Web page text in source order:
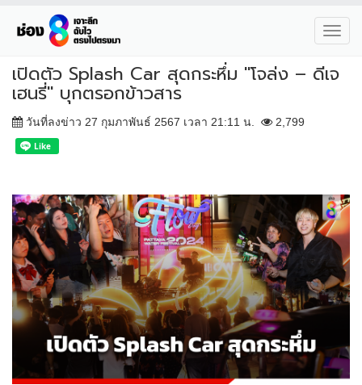
เปิดตัว Splash Car สุดกระหึ่ม "โจล่ง – ดีเจ
เฮนรี่" บุกตรอกข้าวสาร
วันที่ลงข่าว 27 กุมภาพันธ์ 2567 เวลา 21:11 น. 2,799